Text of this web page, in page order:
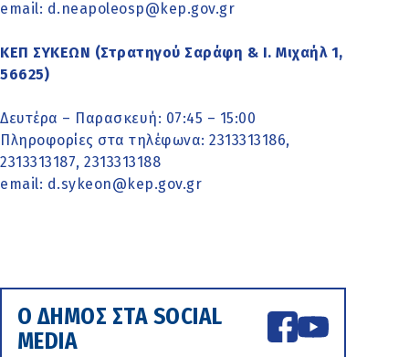
email: d.neapoleosp@kep.gov.gr
ΚΕΠ ΣΥΚΕΩΝ (Στρατηγού Σαράφη & Ι. Μιχαήλ 1,
56625)
Δευτέρα – Παρασκευή: 07:45 – 15:00
Πληροφορίες στα τηλέφωνα: 2313313186,
2313313187, 2313313188
email: d.sykeon@kep.gov.gr
Ο ΔΗΜΟΣ ΣΤΑ SOCIAL
MEDIA